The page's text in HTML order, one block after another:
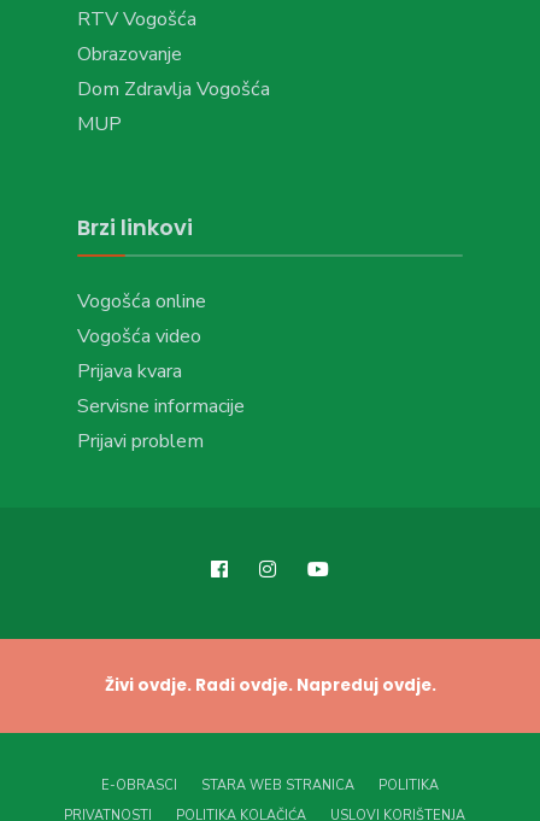
RTV Vogošća
Obrazovanje
Dom Zdravlja Vogošća
MUP
Brzi linkovi
Vogošća online
Vogošća video
Prijava kvara
Servisne informacije
Prijavi problem
Živi ovdje. Radi ovdje. Napreduj ovdje.
E-OBRASCI STARA WEB STRANICA
POLITIKA
PRIVATNOSTI
POLITIKA KOLAČIĆA USLOVI KORIŠTENJA